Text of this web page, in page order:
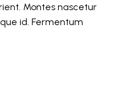
Montes nascetur
id. Fermentum